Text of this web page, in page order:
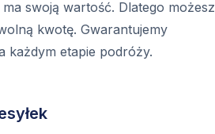
swoją wartość. Dlatego możesz
kwotę. Gwarantujemy
każdym etapie podróży.